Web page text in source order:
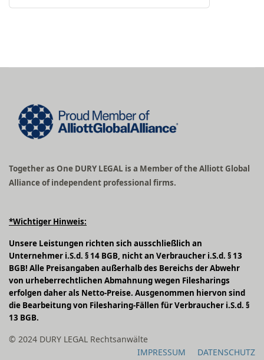
Together as One DURY LEGAL is a Member of the Alliott Global
Alliance of independent professional firms.
*Wichtiger Hinweis:
Unsere Leistungen richten sich ausschließlich an
Unternehmer i.S.d. § 14 BGB, nicht an Verbraucher i.S.d. § 13
BGB! Alle Preisangaben außerhalb des Bereichs der Abwehr
von urheberrechtlichen Abmahnung wegen Filesharings
erfolgen daher als Netto-Preise. Ausgenommen hiervon sind
die Bearbeitung von Filesharing-Fällen für Verbraucher i.S.d. §
13 BGB.
© 2024 DURY LEGAL Rechtsanwälte
IMPRESSUM
DATENSCHUTZ